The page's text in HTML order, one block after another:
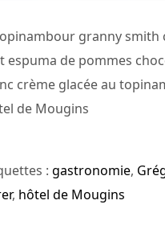
granny smith
espuma de pommes
crème glacée au
de Mougins
: gastronomie,
, hôtel de Mougins